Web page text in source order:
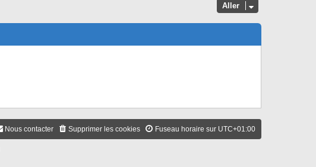
Aller
Fuseau horaire sur UTC+01:00
Supprimer les cookies
Nous contacter